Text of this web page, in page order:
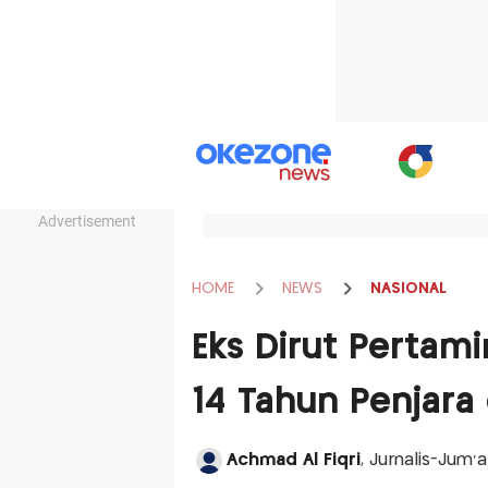
Advertisement
HOME NEWS NASIONAL
Eks Dirut
14 Tahun
Achmad Al Fiqri, Jurnalis-